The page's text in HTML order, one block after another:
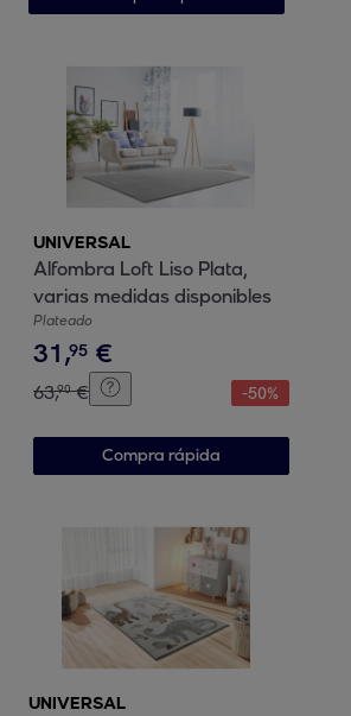
UNIVERSAL
Alfombra Loft Liso Plata,
varias medidas disponibles
Plateado
31,95 €
63,90 € -50%
Compra rápida
UNIVERSAL